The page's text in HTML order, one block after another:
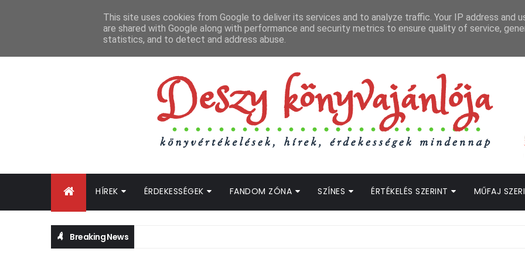
HÍREK ÉRDEKESSÉGEK FANDOM ZÓNA SZÍNES ÉRTÉKELÉS SZERINT MŰFAJ
Breaking News
This site uses cookies from Google to deliver its services and to analyze traffic. Your IP address and
are shared with Google along with performance and security metrics to ensure quality of service,
statistics, and to detect and address abuse.